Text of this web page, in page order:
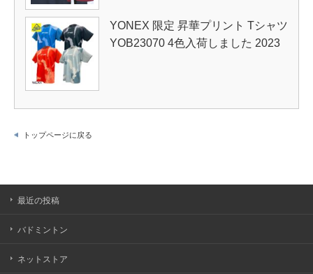
YONEX 限定 昇華プリント Tシャツ
YOB23070 4色入荷しました 2023
トップページに戻る
最近の投稿
バドミントン
ネットストア